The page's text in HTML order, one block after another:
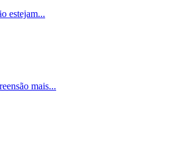
estejam...
mais...